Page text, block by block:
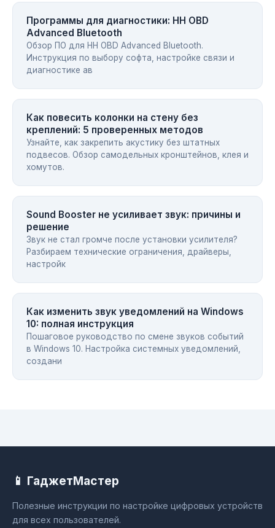
Программы для диагностики: HH OBD
Advanced Bluetooth
Обзор ПО для HH OBD Advanced Bluetooth.
Инструкция по выбору софта, настройке связи и
диагностике ав
Как повесить колонки на стену без
креплений: 5 проверенных методов
Узнайте, как закрепить акустику без штатных
подвесов. Обзор самодельных кронштейнов, клея и
хомутов.
Sound Booster не усиливает звук: причины и
решение
Звук не стал громче после установки усилителя?
Разбираем технические ограничения, драйверы,
настройк
Как изменить звук уведомлений на Windows
10: полная инструкция
Пошаговое руководство по смене звуков событий
в Windows 10. Настройка системных уведомлений,
создани
📱 ГаджетМастер
Полезные инструкции по настройке цифровых устройств
для всех пользователей.